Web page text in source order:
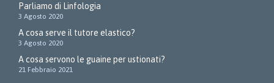
Parliamo di Linfologia
3 Agosto 2020
A cosa serve il tutore elastico?
3 Agosto 2020
A cosa servono le guaine per ustionati?
21 Febbraio 2021